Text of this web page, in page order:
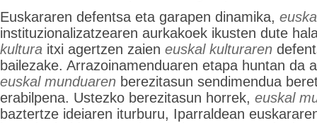
Euskararen defentsa eta garapen dinamika,
instituzionalizatzearen aurkakoek ikusten dute
kultura itxi agertzen zaien euskal kulturaren
bailezake. Arrazoinamenduaren etapa huntan da
euskal munduaren berezitasun sendimendua
erabilpena. Ustezko berezitasun horrek, euskal
baztertze ideiaren iturburu, Iparraldean